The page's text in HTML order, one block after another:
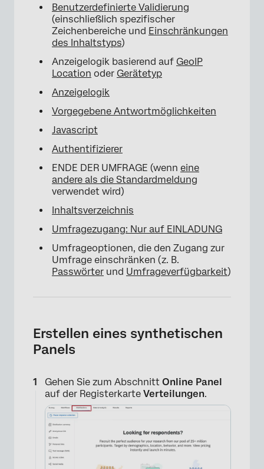
Benutzerdefinierte Validierung
(einschließlich spezifischer
Zeichenbereiche und Einschränkungen
des Inhaltstyps)
Anzeigelogik basierend auf GeoIP
Location oder Gerätetyp
Anzeigelogik
Vorgegebene Antwortmöglichkeiten
Javascript
Authentifizierer
ENDE DER UMFRAGE (wenn eine
andere als die Standardmeldung
verwendet wird)
Inhaltsverzeichnis
Umfragezugang: Nur auf EINLADUNG
Umfrageoptionen, die den Zugang zur
Umfrage einschränken (z. B.
Passwörter und Umfrageverfügbarkeit)
Erstellen eines synthetischen
Panels
Gehen Sie zum Abschnitt Online Panel
auf der Registerkarte Verteilungen.